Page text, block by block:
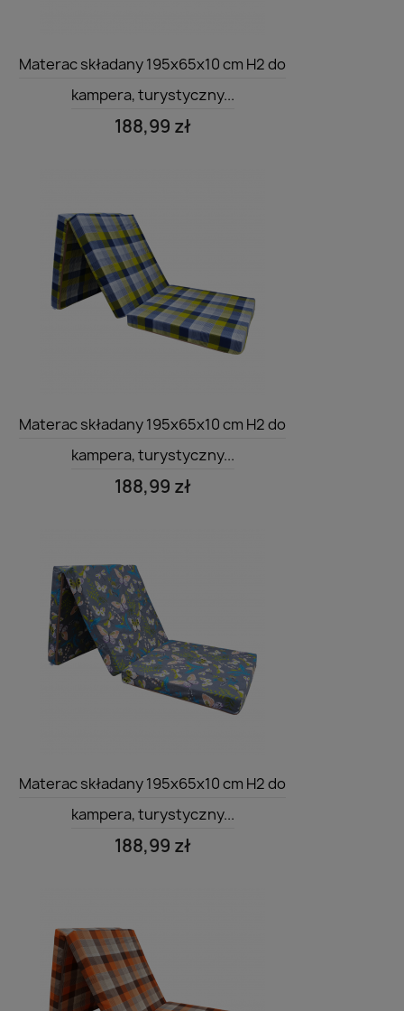
 Szybki podgląd
Materac składany 195x65x10 cm H2 do
kampera, turystyczny...
188,99 zł
 Szybki podgląd
Materac składany 195x65x10 cm H2 do
kampera, turystyczny...
188,99 zł
 Szybki podgląd
Materac składany 195x65x10 cm H2 do
kampera, turystyczny...
188,99 zł